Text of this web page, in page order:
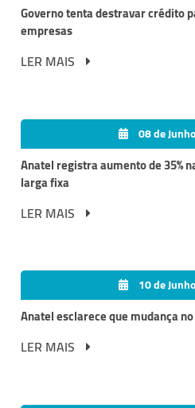
Governo tenta destravar crédito
empresas
LER MAIS
08 de
Anatel registra aumento de 35%
larga fixa
LER MAIS
10 de
Anatel esclarece que mudança
LER MAIS